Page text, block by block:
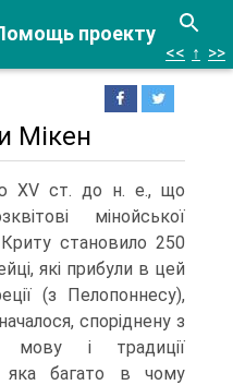
проекту
<< ↑ >>
Мікен
XV ст. до н. е., що
мінойської
Криту становило 250
які при­були в цей
(з Пелопоннесу),
споріднену з
мову і традиції
яка багато в чому